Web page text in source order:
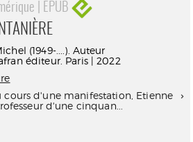
| EPUB
(1949-....). Auteur
éditeur. Paris | 2022
cours d'une manifestation, Etienne
d'une cinquan...